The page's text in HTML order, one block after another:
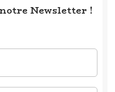
Newsletter !